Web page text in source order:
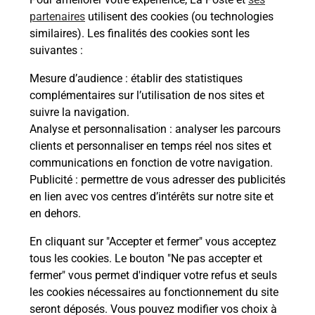
partenaires utilisent des cookies (ou technologies
similaires). Les finalités des cookies sont les
suivantes :
Mesure d’audience : établir des statistiques
complémentaires sur l’utilisation de nos sites et
suivre la navigation.
Analyse et personnalisation : analyser les parcours
clients et personnaliser en temps réel nos sites et
communications en fonction de votre navigation.
Publicité : permettre de vous adresser des publicités
en lien avec vos centres d’intérêts sur notre site et
en dehors.
En cliquant sur "Accepter et fermer" vous acceptez
tous les cookies. Le bouton "Ne pas accepter et
fermer" vous permet d'indiquer votre refus et seuls
les cookies nécessaires au fonctionnement du site
seront déposés. Vous pouvez modifier vos choix à
Malin !
La Poste
en ligne
Ouvert 24h/24
En savoir plus
SERVANCE MIELLIN
CONSIGNE CRF EXPRESS SERVANCE